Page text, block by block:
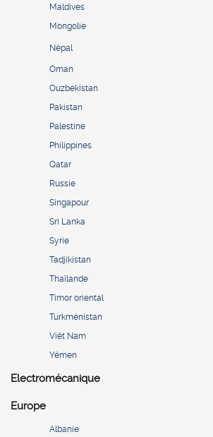
Maldives
Mongolie
Népal
Oman
Ouzbékistan
Pakistan
Palestine
Philippines
Qatar
Russie
Singapour
Sri Lanka
Syrie
Tadjikistan
Thaïlande
Timor oriental
Turkménistan
Viêt Nam
Yémen
Electromécanique
Europe
Albanie